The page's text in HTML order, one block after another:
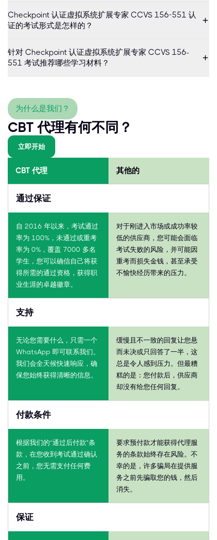
Checkpoint 认证虚拟系统扩展专家 CCVS 156-551 认
证的考试形式是怎样的？
针对 Checkpoint 认证虚拟系统扩展专家 CCVS 156-
551 考试推荐哪些学习材料？
为什么是我们？
CBT 代理有何不同？
立即开始
CBT 代理 其他的
通过保证
自 2016 年以来，考试通过
率为 100%，未通过或重考
率为 0%，覆盖 7000 多名
学生，您可以确信自己将获
得所需的通过资格，获得职
业生涯的卓越徽章。
对于刚进入市场或成功率较
低的供应商，您可能会面临
考试失败的风险，并可能因
重考而损失金钱，甚至承受
不愉快经历带来的压力。
支持
无论您需要什么，只需一个
WhatsApp 即可联系我们。
我们会全天候快速响应，确
保您始终获得清晰的信息。
缓慢且不一致的回复让您悬
而未决或只回答了一半，这
总是令人感到压力。但最糟
糕的是：您付款后，供应商
却没有给您任何回复。
付款条件
根据我们的“通过后付款”条
款，在您收到考试通过确认
之前，您无需支付任何费
用。
要求预付款才能获得代理服
务的条款始终存在风险。不
幸的是，许多骗局在提供服
务之前先骗取您的钱，然后
消失。
保证